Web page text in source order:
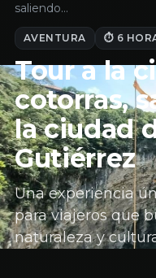
saliendo…
AVENTURA ⏱ 6
Tour a la
cotorras,
la ciudad
Gutiérrez
Una experiencia
para viajeros que
naturaleza y